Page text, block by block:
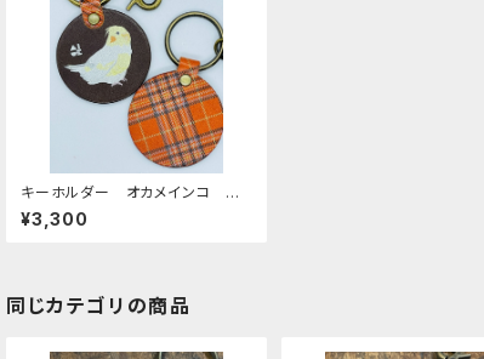
キーホルダー オカメインコ ル
チノー ダークブラウン DarkBr
own （RedBrownタータンチェ
¥3,300
同じカテゴリの商品